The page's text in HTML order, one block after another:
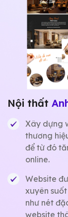
Nội thất
Xây dựng
thương
để từ đó
online.
Website
xuyên
như nét
website